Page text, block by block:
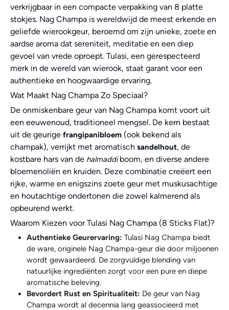
verkrijgbaar in een compacte verpakking van 8 platte
stokjes. Nag Champa is wereldwijd de meest erkende en
geliefde wierookgeur, beroemd om zijn unieke, zoete en
aardse aroma dat sereniteit, meditatie en een diep
gevoel van vrede oproept. Tulasi, een gerespecteerd
merk in de wereld van wierook, staat garant voor een
authentieke en hoogwaardige ervaring.
Wat Maakt Nag Champa Zo Speciaal?
De onmiskenbare geur van Nag Champa komt voort uit
een eeuwenoud, traditioneel mengsel. De kern bestaat
uit de geurige frangipanibloem (ook bekend als
champak), verrijkt met aromatisch sandelhout, de
kostbare hars van de halmaddiboom, en diverse andere
bloemenoliën en kruiden. Deze combinatie creëert een
rijke, warme en enigszins zoete geur met muskusachtige
en houtachtige ondertonen die zowel kalmerend als
opbeurend werkt.
Waarom Kiezen voor Tulasi Nag Champa (8 Sticks Flat)?
Authentieke Geurervaring: Tulasi Nag Champa biedt
de ware, originele Nag Champa-geur die door miljoenen
wordt gewaardeerd. De zorgvuldige blending van
natuurlijke ingrediënten zorgt voor een pure en diepe
aromatische beleving.
Bevordert Rust en Spiritualiteit: De geur van Nag
Champa wordt al decennia lang geassocieerd met